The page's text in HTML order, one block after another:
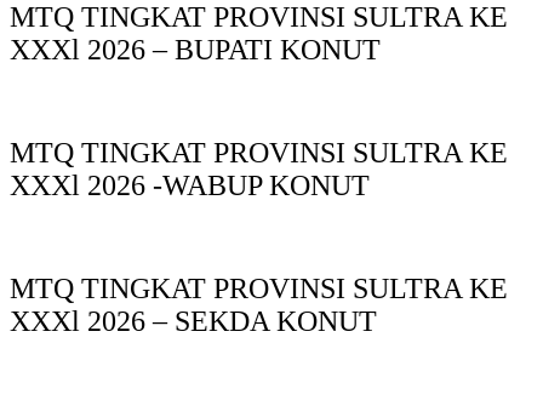
MTQ TINGKAT PROVINSI SULTRA KE
XXXl 2026 – BUPATI KONUT
MTQ TINGKAT PROVINSI SULTRA KE
XXXl 2026 -WABUP KONUT
MTQ TINGKAT PROVINSI SULTRA KE
XXXl 2026 – SEKDA KONUT